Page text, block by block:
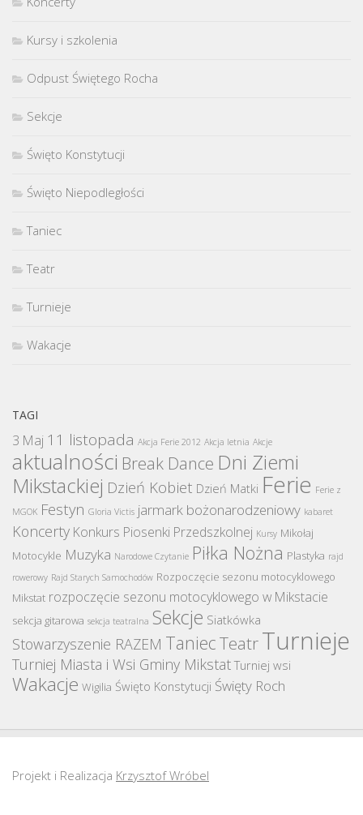
Kursy i szkolenia
Odpust Świętego Rocha
Sekcje
Święto Konstytucji
Święto Niepodległości
Taniec
Teatr
Turnieje
Wakacje
TAGI
3 Maj 11 listopada Akcja Ferie 2012 Akcja letnia Akcje
aktualności Break Dance Dni Ziemi
Mikstackiej Dzień Kobiet Dzień Matki Ferie Ferie z
MGOK Festyn Gloria Victis jarmark bożonarodzeniowy kabaret
Koncerty Konkurs Piosenki Przedszkolnej Kursy Mikołaj
Motocykle Muzyka Narodowe Czytanie Piłka Nożna Plastyka rajd
rowerowy Rajd Starych Samochodów Rozpoczęcie sezonu motocyklowego
Mikstat rozpoczęcie sezonu motocyklowego w Mikstacie
sekcja gitarowa sekcja teatralna Sekcje Siatkówka
Stowarzyszenie RAZEM TaniecTeatrTurnieje
Turniej Miasta i Wsi Gminy Mikstat Turniej wsi
Wakacje Wigilia Święto Konstytucji Święty Roch
Projekt i Realizacja Krzysztof Wróbel